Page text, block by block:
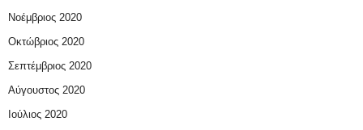
Νοέμβριος 2020
Οκτώβριος 2020
Σεπτέμβριος 2020
Αύγουστος 2020
Ιούλιος 2020